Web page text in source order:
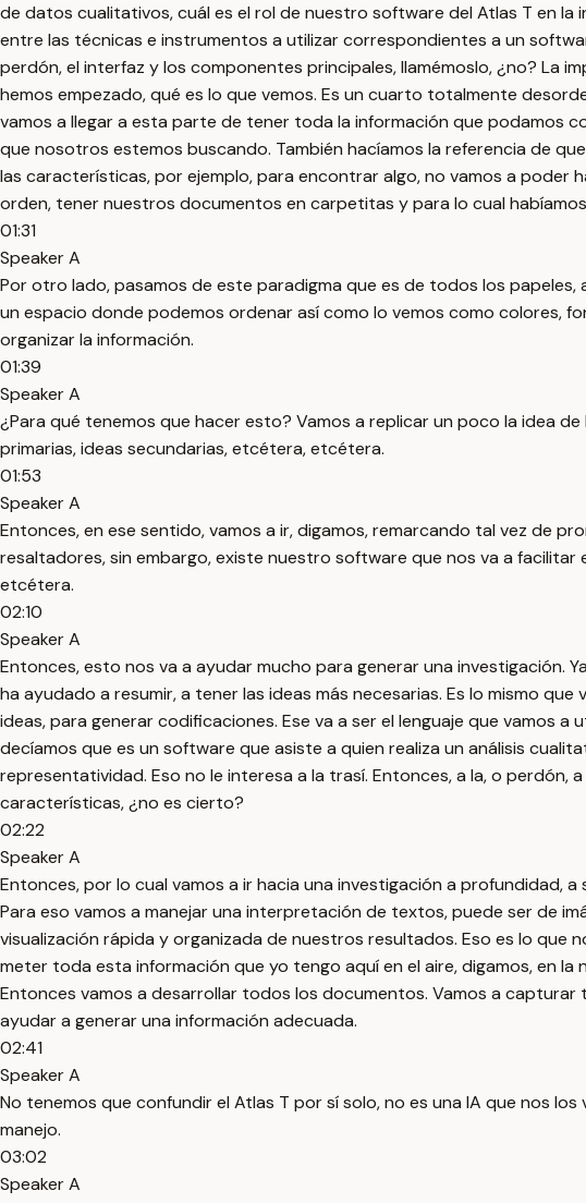
de datos cualitativos, cuál es el rol de nuestro software del Atlas T en
entre las técnicas e instrumentos a utilizar correspondientes a un
perdón, el interfaz y los componentes principales, llamémoslo, ¿no? La
hemos empezado, qué es lo que vemos. Es un cuarto totalmente
vamos a llegar a esta parte de tener toda la información que podamos
que nosotros estemos buscando. También hacíamos la referencia de
las características, por ejemplo, para encontrar algo, no vamos a
orden, tener nuestros documentos en carpetitas y para lo cual
01:31
Speaker A
Por otro lado, pasamos de este paradigma que es de todos los
un espacio donde podemos ordenar así como lo vemos como colores,
organizar la información.
01:39
Speaker A
¿Para qué tenemos que hacer esto? Vamos a replicar un poco la idea
primarias, ideas secundarias, etcétera, etcétera.
01:53
Speaker A
Entonces, en ese sentido, vamos a ir, digamos, remarcando tal vez de
resaltadores, sin embargo, existe nuestro software que nos va a
etcétera.
02:10
Speaker A
Entonces, esto nos va a ayudar mucho para generar una investigación.
ha ayudado a resumir, a tener las ideas más necesarias. Es lo mismo
ideas, para generar codificaciones. Ese va a ser el lenguaje que vamos
decíamos que es un software que asiste a quien realiza un análisis
representatividad. Eso no le interesa a la trasí. Entonces, a la, o
características, ¿no es cierto?
02:22
Speaker A
Entonces, por lo cual vamos a ir hacia una investigación a profundidad,
Para eso vamos a manejar una interpretación de textos, puede ser de
visualización rápida y organizada de nuestros resultados. Eso es lo que
meter toda esta información que yo tengo aquí en el aire, digamos, en
Entonces vamos a desarrollar todos los documentos. Vamos a
ayudar a generar una información adecuada.
02:41
Speaker A
No tenemos que confundir el Atlas T por sí solo, no es una IA que nos
manejo.
03:02
Speaker A